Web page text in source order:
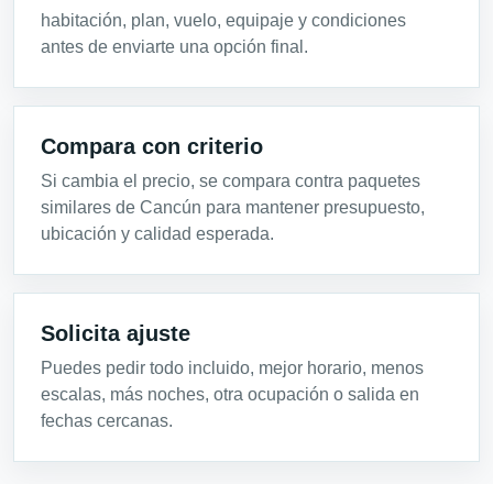
habitación, plan, vuelo, equipaje y condiciones
antes de enviarte una opción final.
Compara con criterio
Si cambia el precio, se compara contra paquetes
similares de Cancún para mantener presupuesto,
ubicación y calidad esperada.
Solicita ajuste
Puedes pedir todo incluido, mejor horario, menos
escalas, más noches, otra ocupación o salida en
fechas cercanas.